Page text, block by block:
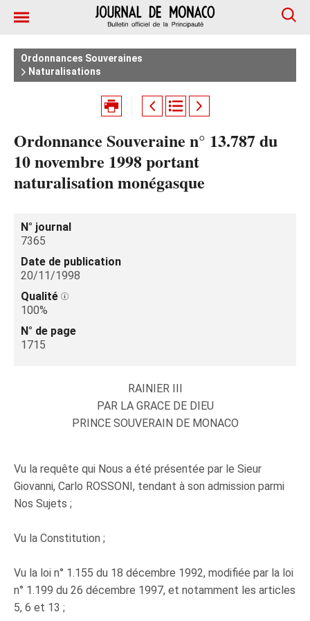
Ordonnances Souveraines
Naturalisations
Ordonnance Souveraine n° 13.787 du
10 novembre 1998 portant
naturalisation monégasque
N° journal
7365
Date de publication
20/11/1998
Qualité
100%
N° de page
1715
RAINIER III
PAR LA GRACE DE DIEU
PRINCE SOUVERAIN DE MONACO
Vu la requête qui Nous a été présentée par le Sieur
Giovanni, Carlo ROSSONI, tendant à son admission parmi
Nos Sujets ;
Vu la Constitution ;
Vu la loi n° 1.155 du 18 décembre 1992, modifiée par la loi
n° 1.199 du 26 décembre 1997, et notamment les articles
5, 6 et 13 ;